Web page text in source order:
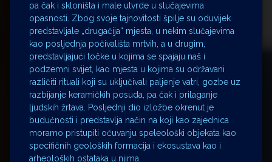
pa čak i skloništa i male utvrde u slučajevima
opasnosti. Zbog svoje tajnovitosti špilje su oduvijek
predstavljale „drugačija“ mjesta, u nekim slučajevima
kao posljednja počivališta mrtvih, a u drugim,
predstavljajući točke u kojima se spajaju naš i
podzemni svijet, kao mjesta u kojima su održavani
različiti rituali koji su uključivali paljenje vatri, gozbe uz
razbijanje keramičkih posuda, pa čak i prilaganje
ljudskih žrtava. Posljednji dio izložbe okrenut je
budućnosti i predstavlja način na koji kao zajednica
moramo pristupiti očuvanju speleološki objekata kao
specifičnih geoloških formacija i ekosustava kao i
arheoloških ostataka u njima.